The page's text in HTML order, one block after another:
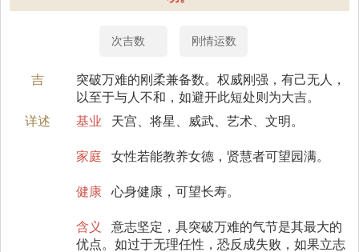
次吉数 刚情运数
吉
突破万难的刚柔兼备数。权威刚强，有己无人，
以至于与人不和，如避开此短处则为大吉。
详述
基业 天宫、将星、威武、艺术、文明。
家庭 女性若能教养女德，贤慧者可望园满。
健康 心身健康，可望长寿。
含义
意志坚定，具突破万难的气节是其最大的
优点。如过于无理任性，恐反成失败，如果立志